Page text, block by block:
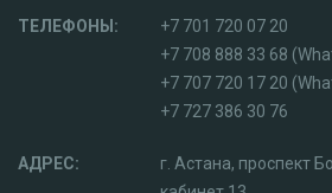
ТЕЛЕФОНЫ:
+7 701 720 07 20
+7 708 888 33 68
+7 707 720 17 20
+7 727 386 30 76
АДРЕС:
г. Астана, проспект